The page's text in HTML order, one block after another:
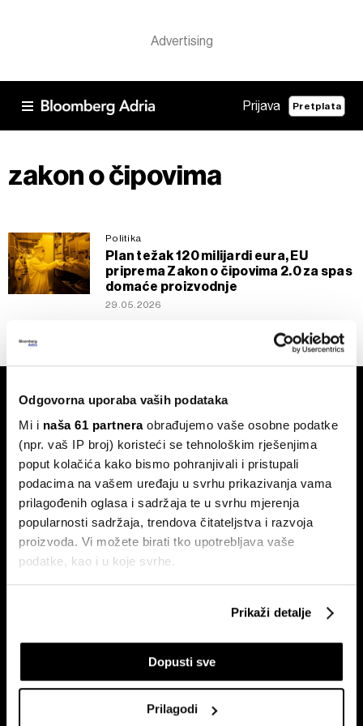
Odgovorna uporaba vaših podataka
Mi i naša 61 partneraobrađujemo vaše osobne podatke
(npr. vaš IP broj) koristeći se tehnološkim rješenjima
poput kolačića kako bismo pohranjivali i pristupali
podacima na vašem uređaju u svrhu prikazivanja vama
prilagođenih oglasa i sadržaja te u svrhu mjerenja
popularnosti sadržaja, trendova čitateljstva i razvoja
proizvoda. Vi možete birati tko upotrebljava vaše
podatke, kao i u koje svrhe.
Prikupljati podatke o vašoj geografskoj lokaciji,
koji mogu biti precizni do radijusa od nekoliko metara
Prepoznati vaš uređaj tako što ćemo aktivno
skenirati njegove određene karakteristike ("uzimanje
Prikaži detalje
Dopusti sve
Prilagodi
Prijava Pretplata
zakon o čipovima
Politika
Plan težak 120 milijardi eura, EU
priprema Zakon o čipovima 2.0 za spas
domaće proizvodnje
29.05.2026
Pretplati se na
newsletter
Ekonomija
Tehnologija
Bloomberg Adria događanja